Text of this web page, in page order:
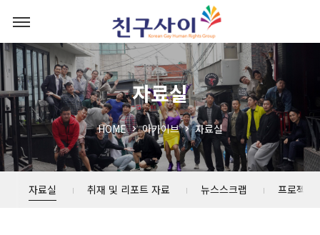
자료실
HOME 아카이브 자료실
자료실 취재 및 리포트 자료 뉴스스크랩 프로젝트